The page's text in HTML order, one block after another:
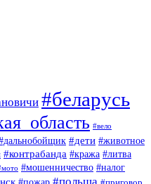
#беларусь
#вело
#дети #животное
#контрабанда #кража #литва
#мошенничество #налог
#польша